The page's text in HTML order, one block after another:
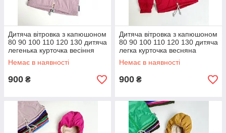
Дитяча вітровка з капюшоном
80 90 100 110 120 130 дитяча
легенька курточка весіння
осіння
Немає в наявності
900 ₴
Дитяча вітровка з капюшоном
80 90 100 110 120 130 дитяча
легка курточка весняна
осінка
Немає в наявності
900 ₴